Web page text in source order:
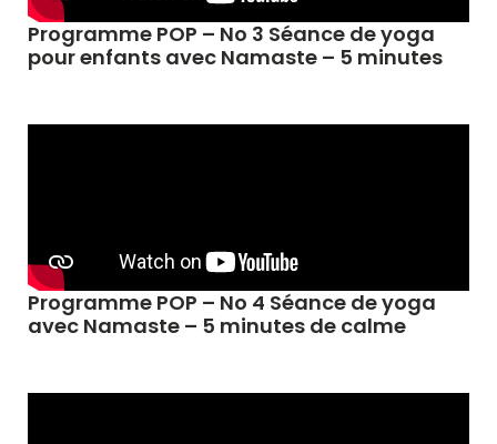
Programme POP – No 3 Séance de yoga
pour enfants avec Namaste – 5 minutes
Programme POP – No 4 Séance de yoga
avec Namaste – 5 minutes de calme